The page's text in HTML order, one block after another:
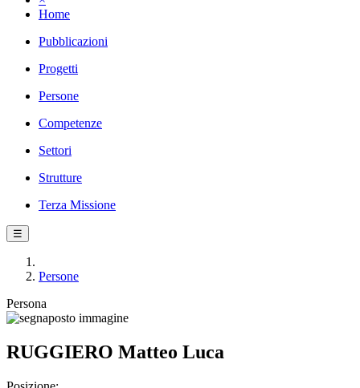
Home
Pubblicazioni
Progetti
Persone
Competenze
Settori
Strutture
Terza Missione
☰
Persone
Persona
RUGGIERO Matteo Luca